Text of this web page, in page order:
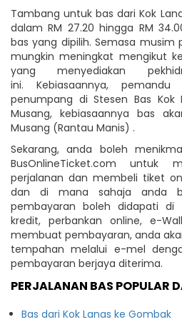
Tambang untuk bas dari Kok
dalam RM 27.20 hingga RM
bas yang dipilih. Semasa musim
mungkin meningkat mengikut
yang menyediakan
ini. Kebiasaannya,
penumpang di Stesen Bas Kok
Musang, kebiasaannya bas
Musang (Rantau Manis) .
Sekarang, anda boleh
BusOnlineTicket.com untuk
perjalanan dan membeli tiket
dan di mana sahaja anda
pembayaran boleh didapati
kredit, perbankan online, e-
membuat pembayaran, anda
tempahan melalui e-mel
pembayaran berjaya diterima.
PERJALANAN BAS POPULAR
Bas dari Kok Lanas ke Gombak